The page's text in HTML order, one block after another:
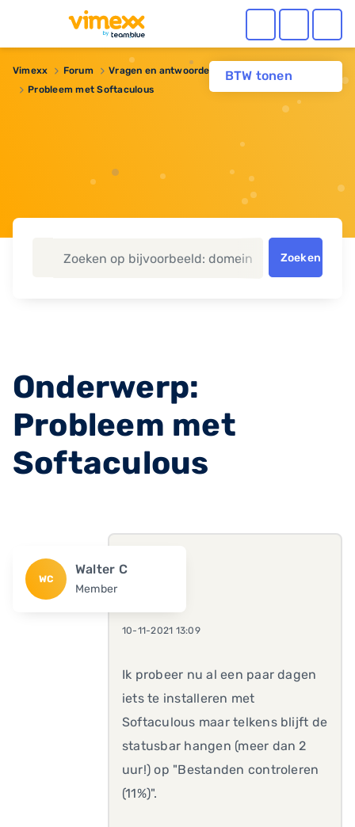
BTW tonen
Vimexx Forum
Vragen en antwoorden
Probleem met Softaculous
Zoeken
Onderwerp:
Probleem met
Softaculous
WC
Walter C
Member
10-11-2021 13:09
Ik probeer nu al een paar dagen
iets te installeren met
Softaculous maar telkens blijft de
statusbar hangen (meer dan 2
uur!) op "Bestanden controleren
(11%)".